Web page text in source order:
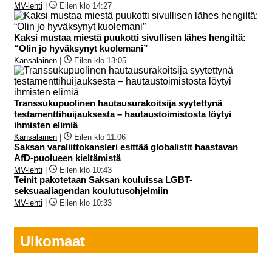
MV-lehti Eilen klo 14:27
Kaksi mustaa miestä puukotti sivullisen lähes hengiltä:
“Olin jo hyväksynyt kuolemani”
Kansalainen Eilen klo 13:05
Transsukupuolinen hautausurakoitsija syytettynä
testamenttihuijauksesta – hautaustoimistosta löytyi
ihmisten elimiä
Kansalainen Eilen klo 11:06
Saksan varaliittokansleri esittää globalistit haastavan
AfD-puolueen kieltämistä
MV-lehti Eilen klo 10:43
Teinit pakotetaan Saksan kouluissa LGBT-
seksuaaliagendan koulutusohjelmiin
MV-lehti Eilen klo 10:33
Ulkomaat